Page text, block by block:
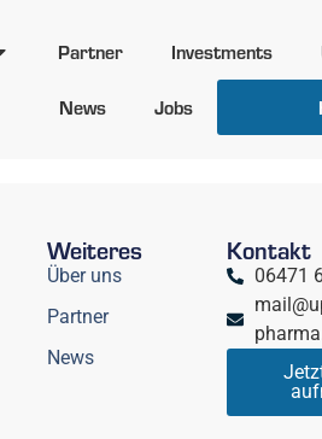
Partner Investments
News Jobs
Weiteres
Über uns
Partner
News
Kontakt
06471